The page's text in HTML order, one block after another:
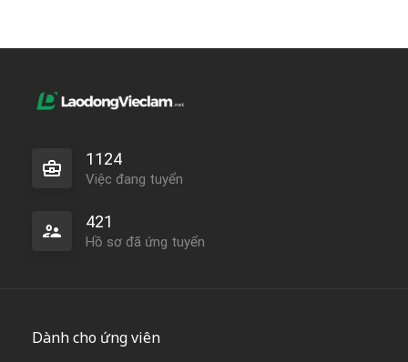
1124
Việc đang tuyển
421
Hồ sơ đã ứng tuyển
Dành cho ứng viên